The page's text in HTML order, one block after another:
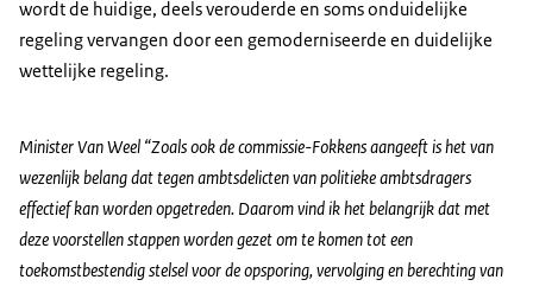
wordt de huidige, deels verouderde en soms onduidelijke
regeling vervangen door een gemoderniseerde en duidelijke
wettelijke regeling.
Minister Van Weel “Zoals ook de commissie-Fokkens aangeeft is het van
wezenlijk belang dat tegen ambtsdelicten van politieke ambtsdragers
effectief kan worden opgetreden. Daarom vind ik het belangrijk dat met
deze voorstellen stappen worden gezet om te komen tot een
toekomstbestendig stelsel voor de opsporing, vervolging en berechting van